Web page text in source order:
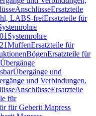
AnschlüsseErsatzteile
LABS-freiErsatzteile für
Systemrohre
MuffenErsatzteile für
BögenErsatzteile für
Übergänge
Übergänge und
und Verbindungen,
AnschlüsseErsatzteile
für
für Geberit Mapress